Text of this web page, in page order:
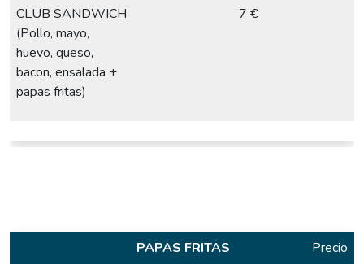
CLUB SANDWICH
(Pollo, mayo,
huevo, queso,
bacon, ensalada +
papas fritas)
7 €
PAPAS FRITAS Precio